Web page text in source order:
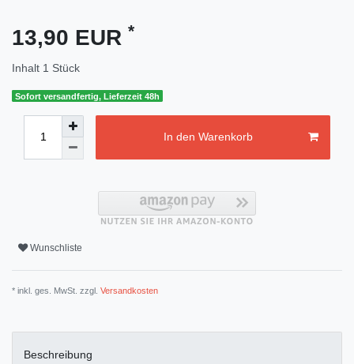
13,90 EUR *
Inhalt 1 Stück
Sofort versandfertig, Lieferzeit 48h
In den Warenkorb
Wunschliste
* inkl. ges. MwSt. zzgl. Versandkosten
Beschreibung